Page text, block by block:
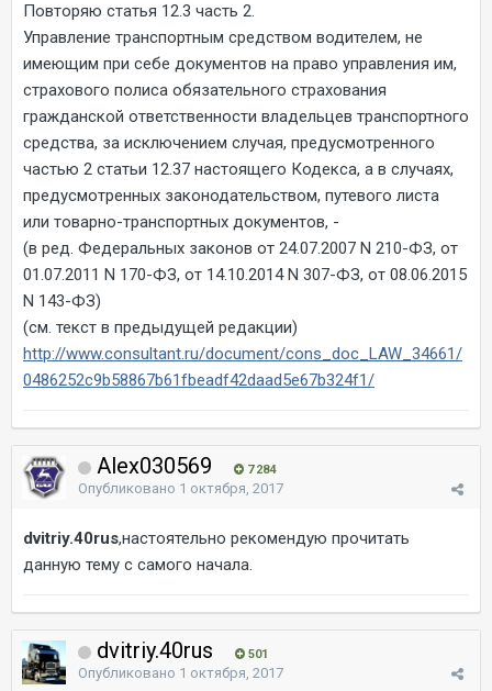
Повторяю статья 12.3 часть 2.
Управление транспортным средством водителем, не
имеющим при себе документов на право управления им,
страхового полиса обязательного страхования
гражданской ответственности владельцев транспортного
средства, за исключением случая, предусмотренного
частью 2 статьи 12.37 настоящего Кодекса, а в случаях,
предусмотренных законодательством, путевого листа
или товарно-транспортных документов, -
(в ред. Федеральных законов от 24.07.2007 N 210-ФЗ, от
01.07.2011 N 170-ФЗ, от 14.10.2014 N 307-ФЗ, от 08.06.2015
N 143-ФЗ)
(см. текст в предыдущей редакции)
http://www.consultant.ru/document/cons_doc_LAW_34661/
0486252c9b58867b61fbeadf42daad5e67b324f1/
Alex030569 7 284
Опубликовано 1 октября, 2017
dvitriy.40rus,настоятельно рекомендую прочитать
данную тему с самого начала.
dvitriy.40rus 501
Опубликовано 1 октября, 2017